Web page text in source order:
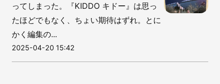
ってしまった。『KIDDO キドー』は思っ
たほどでもなく、ちょい期待はずれ。とに
かく編集の...
2025-04-20 15:42